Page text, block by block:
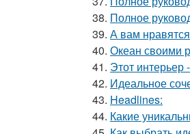
38. Полное
39. А вам
40. Океан своими
41. Этот
42. Идеальное
43. Headlines:
44. Какие